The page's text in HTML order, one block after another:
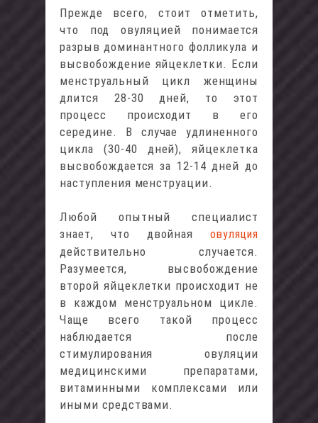
Прежде всего, стоит отметить,
что под овуляцией понимается
разрыв доминантного фолликула и
высвобождение яйцеклетки. Если
менструальный цикл женщины
длится 28-30 дней, то этот
процесс происходит в его
середине. В случае удлиненного
цикла (30-40 дней), яйцеклетка
высвобождается за 12-14 дней до
наступления менструации.
Любой опытный специалист
знает, что двойнаяовуляция
действительно случается.
Разумеется, высвобождение
второй яйцеклетки происходит не
в каждом менструальном цикле.
Чаще всего такой процесс
наблюдается после
стимулирования овуляции
медицинскими препаратами,
витаминными комплексами или
иными средствами.